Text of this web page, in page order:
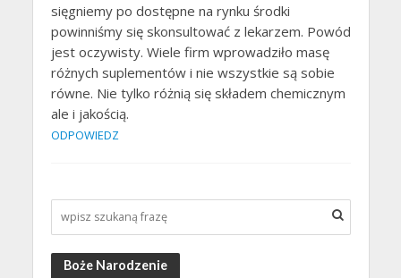
sięgniemy po dostępne na rynku środki
powinniśmy się skonsultować z lekarzem. Powód
jest oczywisty. Wiele firm wprowadziło masę
różnych suplementów i nie wszystkie są sobie
równe. Nie tylko różnią się składem chemicznym
ale i jakością.
ODPOWIEDZ
Boże Narodzenie